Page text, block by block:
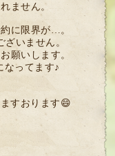
ません。
に限界が…。
いません。
願いします。
なってます♪
すおります😄